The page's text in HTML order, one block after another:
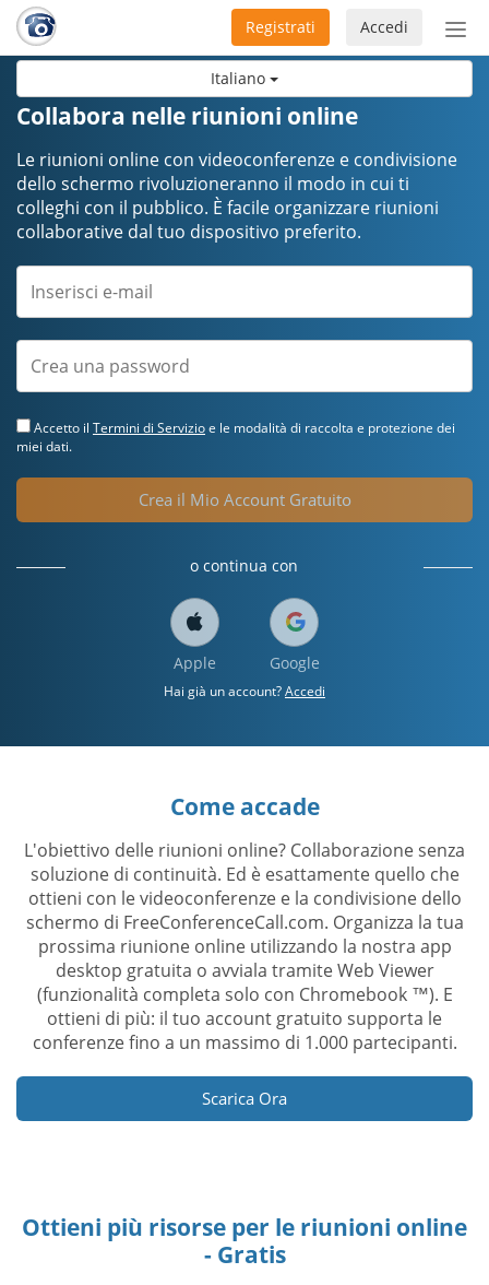
Italiano
Accedi
Registrati
Collabora nelle riunioni online
Le riunioni online con videoconferenze e condivisione
dello schermo rivoluzioneranno il modo in cui ti
colleghi con il pubblico. È facile organizzare riunioni
collaborative dal tuo dispositivo preferito.
Accetto il Termini di Servizioe le modalità di raccolta e protezione dei
miei dati.
Crea il Mio Account Gratuito
o continua con
Apple Google
Hai già un account?Accedi
Come accade
L'obiettivo delle riunioni online? Collaborazione senza
soluzione di continuità. Ed è esattamente quello che
ottieni con le videoconferenze e la condivisione dello
schermo di FreeConferenceCall.com. Organizza la tua
prossima riunione online utilizzando la nostra app
desktop gratuita o avviala tramite Web Viewer
(funzionalità completa solo con Chromebook ™). E
ottieni di più: il tuo account gratuito supporta le
conferenze fino a un massimo di 1.000 partecipanti.
Scarica Ora
Ottieni più risorse per le riunioni online
- Gratis